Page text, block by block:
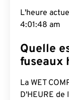
L'heure
4:01:49 am
Quelle
fuseaux
La WET
D'HEURE de